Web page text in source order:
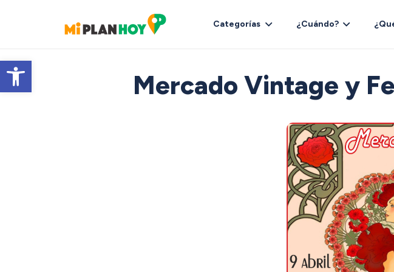
Abrir barra de herramientas
Categorías ¿Cuándo?
Mercado Vintage y